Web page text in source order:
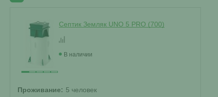
Септик Земляк UNO 5 PRO (700)
В наличии
Проживание: 5 человек